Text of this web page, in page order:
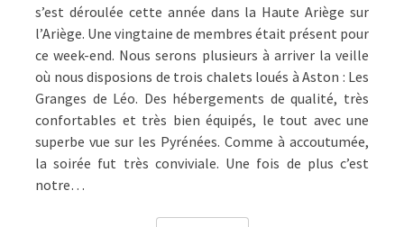
s’est déroulée cette année dans la Haute Ariège sur
l’Ariège. Une vingtaine de membres était présent pour
ce week-end. Nous serons plusieurs à arriver la veille
où nous disposions de trois chalets loués à Aston : Les
Granges de Léo. Des hébergements de qualité, très
confortables et très bien équipés, le tout avec une
superbe vue sur les Pyrénées. Comme à accoutumée,
la soirée fut très conviviale. Une fois de plus c’est
notre…